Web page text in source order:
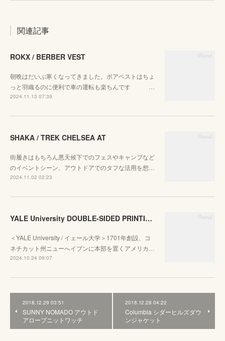
関連記事
ROKX / BERBER VEST
朝晩はだいぶ寒くなってきました。ボアベストはちょ
っと羽織るのに便利で車の運転も楽ちんです …
2024.11.13 07:39
SHAKA / TREK CHELSEA AT
街履きはもちろん悪天候下でのフェスやキャンプなど
のイベントシーン、アウトドアでのタフな活用を想…
2024.11.02 02:23
YALE University DOUBLE-SIDED PRINTING CREW SWEAT
＜YALE University / イェール大学＞1701年創設、コ
ネチカット州ニューへイブンに本部を置くアメリカ…
2024.10.24 09:07
2018.12.29 03:51
SUNNY NOMADO アウトド
アロープニットワッチ
2018.12.28 04:22
Columbia シダーヒルズダウ
ンジャケット